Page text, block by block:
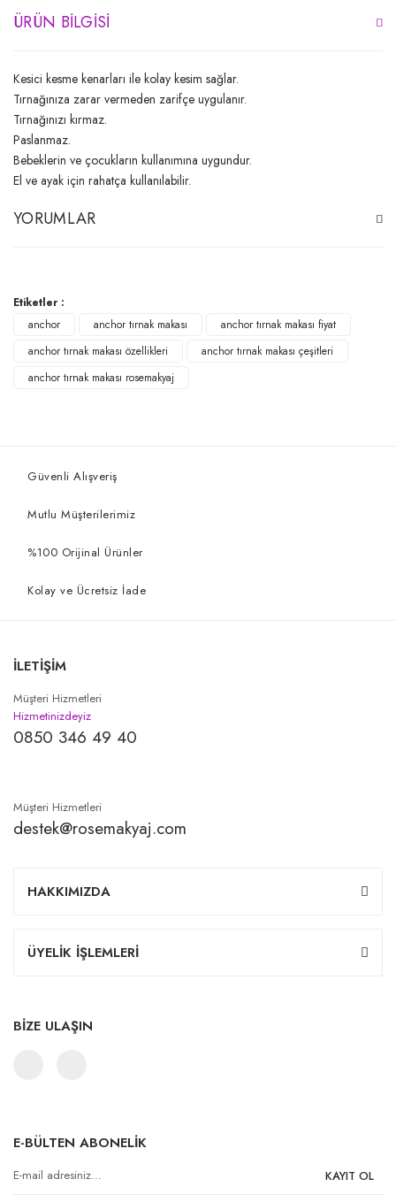
ÜRÜN BILGISI
Kesici kesme kenarları ile kolay kesim sağlar.
Tırnağınıza zarar vermeden zarifçe uygulanır.
Tırnağınızı kırmaz.
Paslanmaz.
Bebeklerin ve çocukların kullanımına uygundur.
El ve ayak için rahatça kullanılabilir.
YORUMLAR
Etiketler :
anchor
anchor tırnak makası
anchor tırnak makası fiyat
anchor tırnak makası özellikleri
anchor tırnak makası çeşitleri
anchor tırnak makası rosemakyaj
Güvenli Alışveriş
Mutlu Müşterilerimiz
%100 Orijinal Ürünler
Kolay ve Ücretsiz İade
İLETİŞİM
Müşteri Hizmetleri
Hizmetinizdeyiz
0850 346 49 40
Müşteri Hizmetleri
destek@rosemakyaj.com
HAKKIMIZDA
ÜYELİK İŞLEMLERİ
BİZE ULAŞIN
E-BÜLTEN ABONELİK
KAYIT OL